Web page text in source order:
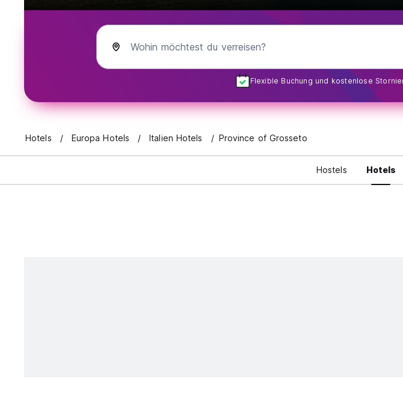
Wohin möchtest du verreisen?
Flexible Buchung und kostenlose
Hotels Europa Hotels Italien Hotels Province of Grosseto
Hostels Hotels